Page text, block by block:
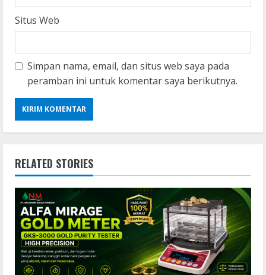
Situs Web
Simpan nama, email, dan situs web saya pada
peramban ini untuk komentar saya berikutnya.
RELATED STORIES